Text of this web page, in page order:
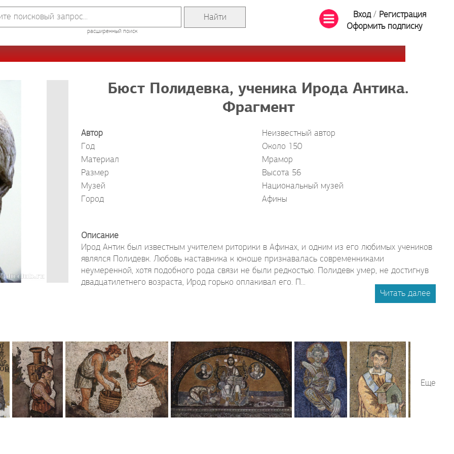
расширенный поиск
Вход/ Регистрация
Оформить подписку
Бюст Полидевка, ученика Ирода Антика.
Фрагмент
Автор
Неизвестный автор
Год
Около 150
Материал
Мрамор
Размер
Высота 56
Музей
Национальный музей
Город
Афины
Описание
Ирод Антик был известным учителем риторики в Афинах, и одним из его любимых учеников
являлся Полидевк. Любовь наставника к юноше признавалась современниками
неумеренной, хотя подобного рода связи не были редкостью. Полидевк умер, не достигнув
двадцатилетнего возраста, Ирод горько оплакивал его. П...
Читать далее
Еще